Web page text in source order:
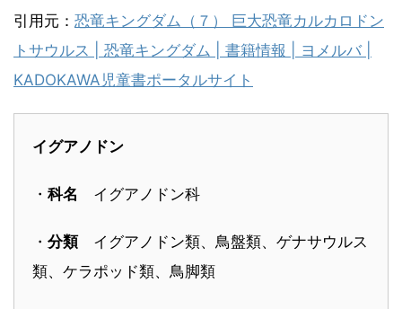
引用元： 恐竜キングダム（７） 巨大恐竜カルカロドン
トサウルス | 恐竜キングダム | 書籍情報 | ヨメルバ |
KADOKAWA児童書ポータルサイト
イグアノドン
・ 科名 イグアノドン科
・ 分類イグアノドン類、鳥盤類、ゲナサウルス
類、ケラポッド類、鳥脚類